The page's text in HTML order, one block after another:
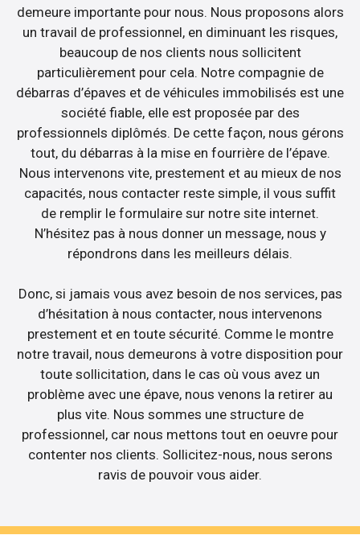
demeure importante pour nous. Nous proposons alors
un travail de professionnel, en diminuant les risques,
beaucoup de nos clients nous sollicitent
particulièrement pour cela. Notre compagnie de
débarras d’épaves et de véhicules immobilisés est une
société fiable, elle est proposée par des
professionnels diplômés. De cette façon, nous gérons
tout, du débarras à la mise en fourrière de l’épave.
Nous intervenons vite, prestement et au mieux de nos
capacités, nous contacter reste simple, il vous suffit
de remplir le formulaire sur notre site internet.
N’hésitez pas à nous donner un message, nous y
répondrons dans les meilleurs délais.
Donc, si jamais vous avez besoin de nos services, pas
d’hésitation à nous contacter, nous intervenons
prestement et en toute sécurité. Comme le montre
notre travail, nous demeurons à votre disposition pour
toute sollicitation, dans le cas où vous avez un
problème avec une épave, nous venons la retirer au
plus vite. Nous sommes une structure de
professionnel, car nous mettons tout en oeuvre pour
contenter nos clients. Sollicitez-nous, nous serons
ravis de pouvoir vous aider.